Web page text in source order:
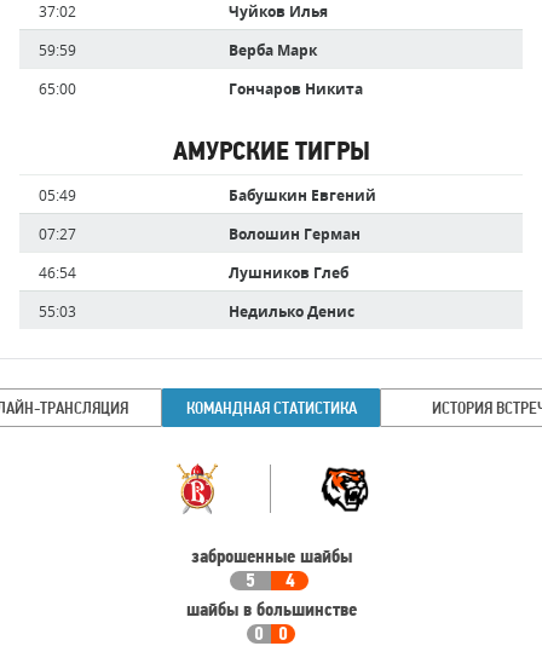
37:02
Чуйков Илья
59:59
Верба Марк
65:00
Гончаров Никита
АМУРСКИЕ ТИГРЫ
Время Имя
игрока
05:49
Бабушкин Евгений
07:27
Волошин Герман
46:54
Лушников Глеб
55:03
Недилько Денис
ТРАНСЛЯЦИЯ КОМАНДНАЯ СТАТИСТИКА ИСТОРИЯ
Команда
заброшенные шайбы
5
4
шайбы в большинстве
0
0